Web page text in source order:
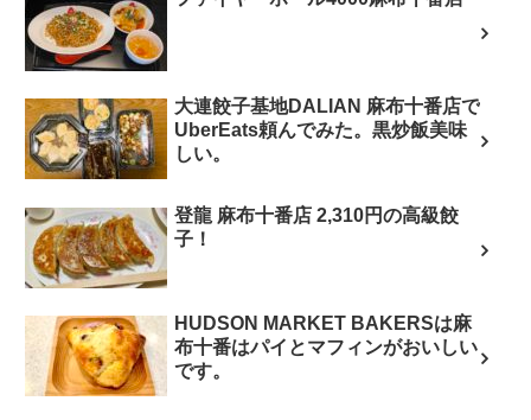
大連餃子基地DALIAN 麻布十番店で
UberEats頼んでみた。黒炒飯美味
しい。
登龍 麻布十番店 2,310円の高級餃
子！
HUDSON MARKET BAKERSは麻
布十番はパイとマフィンがおいしい
です。